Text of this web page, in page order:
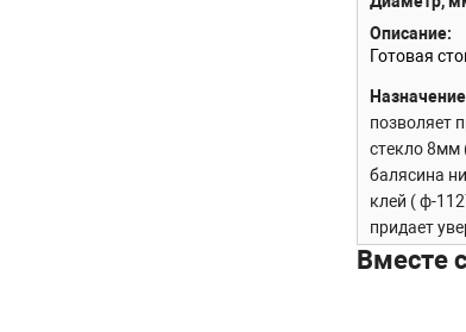
Описание
Готовая
Назначение
позволяет
стекло 8мм
балясина
клей ( ф-
придает
конечная
Удобство
Вместе